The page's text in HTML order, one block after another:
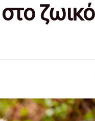
ζωικό